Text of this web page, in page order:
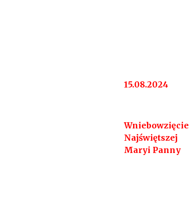
15.08.2024
Wniebowzięcie
Najświętszej
Maryi Panny